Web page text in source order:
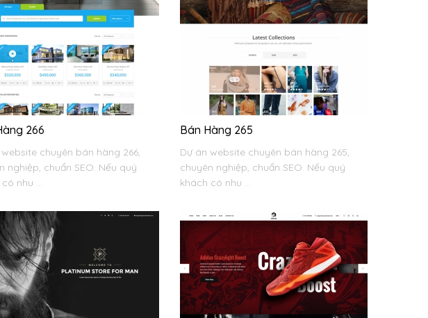
266
chuyên bán hàng 266,
nghiệp, chuẩn SEO. Nếu quý
nhu ...
Bán Hàng 265
Dự án website chuyên bán hàng 265,
chuyên nghiệp, chuẩn SEO. Nếu quý
khách có nhu ...